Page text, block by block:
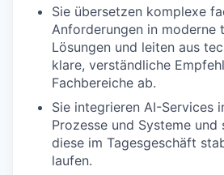
Sie übersetzen komplexe
Anforderungen in moderne
Lösungen und leiten aus
klare, verständliche
Fachbereiche ab.
Sie integrieren AI-Services
Prozesse und Systeme und
diese im Tagesgeschäft
laufen.